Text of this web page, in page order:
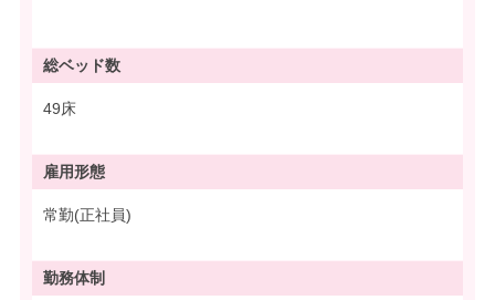
総ベッド数
49床
雇用形態
常勤(正社員)
勤務体制